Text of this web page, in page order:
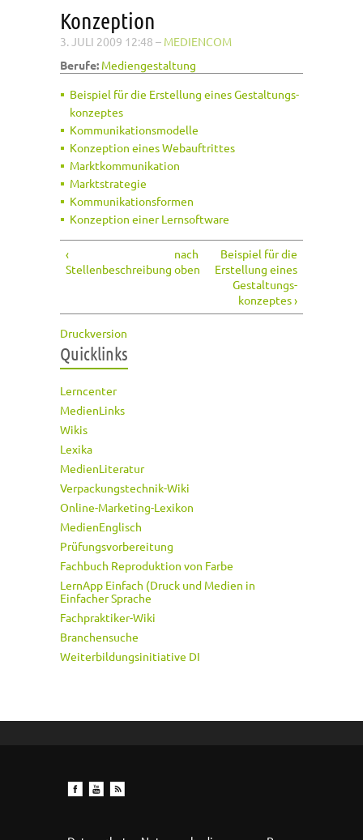
Konzeption
3. JULI 2009 12:48 – MEDIENCOM
Berufe: Mediengestaltung
Beispiel für die Erstellung eines Gestaltungs­
konzeptes
Kommunikationsmodelle
Konzeption eines Webauftrittes
Marktkommunikation
Marktstrategie
Kommunikationsformen
Konzeption einer Lernsoftware
‹
Stellenbeschreibung
nach
oben
Beispiel für die
Erstellung eines
Gestaltungs­
konzeptes ›
Druckversion
Quicklinks
Lerncenter
MedienLinks
Wikis
Lexika
MedienLiteratur
Verpackungstechnik-Wiki
Online-Marketing-Lexikon
MedienEnglisch
Prüfungsvorbereitung
Fachbuch Reproduktion von Farbe
LernApp Einfach (Druck und Medien in
Einfacher Sprache
Fachpraktiker-Wiki
Branchensuche
Weiterbildungsinitiative DI